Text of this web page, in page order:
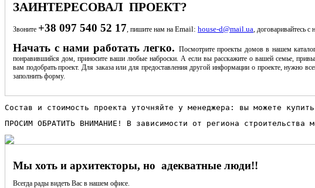
ЗАИНТЕРЕСОВАЛ ПРОЕКТ?
Звоните +38 097 540 52 17 , пишите нам на Email: house-d@mail.ua , договаривайтесь с
Начать с нами работать легко. Посмотрите проекты домов в нашем
понравившийся дом, приносите ваши любые наброски. А если вы расскажите о вашей семье,
вам подобрать проект. Для заказа или для предоставления другой информации о проекте, нужно
заполнить форму.
Состав и стоимость проекта уточняйте у менеджера: вы можете
ПРОСИМ ОБРАТИТЬ ВНИМАНИЕ! В зависимости от региона
Мы хоть и архитекторы, но адекватные люди!!
Всегда рады видеть Вас в нашем офисе.